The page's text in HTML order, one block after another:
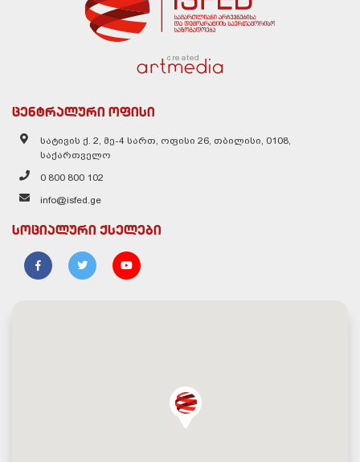
created
ცენტრალური ოფისი
სატივის ქ. 2, მე-4 სართ, ოფისი 26, თბილისი, 0108,
საქართველო
0 800 800 102
info@isfed.ge
სოციალური ქსელები